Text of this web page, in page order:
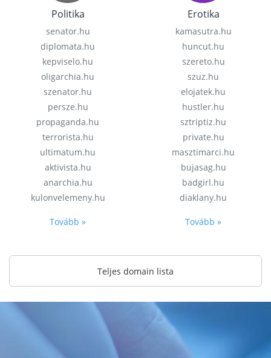
Politika
senator.hu
diplomata.hu
kepviselo.hu
oligarchia.hu
szenator.hu
persze.hu
propaganda.hu
terrorista.hu
ultimatum.hu
aktivista.hu
anarchia.hu
kulonvelemeny.hu
Tovább »
Erotika
kamasutra.hu
huncut.hu
szereto.hu
szuz.hu
elojatek.hu
hustler.hu
sztriptiz.hu
private.hu
masztimarci.hu
bujasag.hu
badgirl.hu
diaklany.hu
Tovább »
Teljes domain lista